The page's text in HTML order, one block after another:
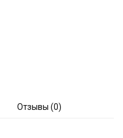
Отзывы (0)